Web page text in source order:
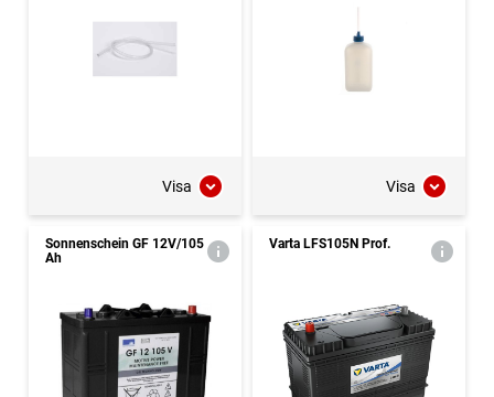
Visa Visa
Sonnenschein GF 12V/105
Ah
Varta LFS105N Prof.